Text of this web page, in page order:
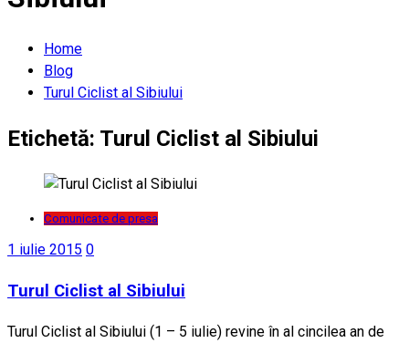
Home
Blog
Turul Ciclist al Sibiului
Etichetă: Turul Ciclist al Sibiului
Comunicate de presa
1 iulie 2015 0
Turul Ciclist al Sibiului
Turul Ciclist al Sibiului (1 – 5 iulie) revine în al cincilea an de